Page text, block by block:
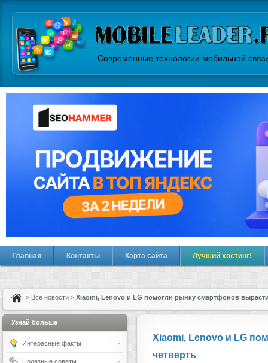
Современные технологии мобильной
Главная Контакты Карта сайта Лучший хостинг!
> Все новости > Xiaomi, Lenovo и LG помогли рынку смартфонов
Xiaomi, Lenovo и LG
четверть
Узнай больше
Интересные факты
Полезные советы